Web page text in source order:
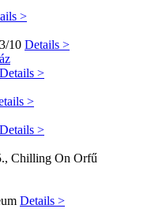
>
10 Details >
Details >
>
Details >
Chilling On Orfű
Details >